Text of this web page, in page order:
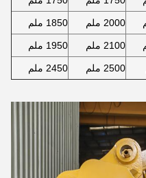
2000 ملم 1850 ملم
2100 ملم 1950 ملم
2500 ملم 2450 ملم